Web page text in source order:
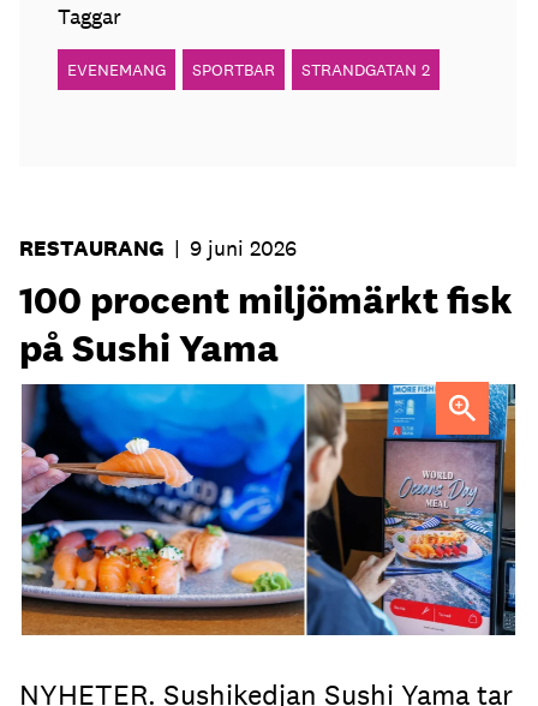
Taggar
EVENEMANG SPORTBAR STRANDGATAN 2
RESTAURANG | 9 juni 2026
100 procent miljömärkt fisk
på Sushi Yama
NYHETER. Sushikedjan Sushi Yama tar